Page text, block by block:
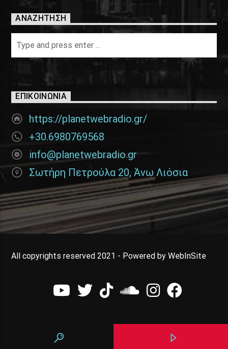
ΑΝΑΖΉΤΗΣΗ
ΕΠΙΚΟΙΝΩΝΊΑ
https://planetwebradio.gr/
+30.6980769568
info@planetwebradio.gr
Σωτήρη Πετρούλα 20, Άνω Λιόσια
All copyrights reserved 2021 - Powered by WebInSite